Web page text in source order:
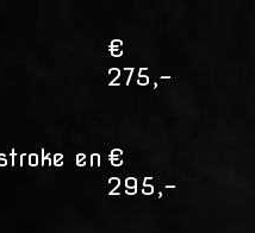
€
275,-
en €
295,-